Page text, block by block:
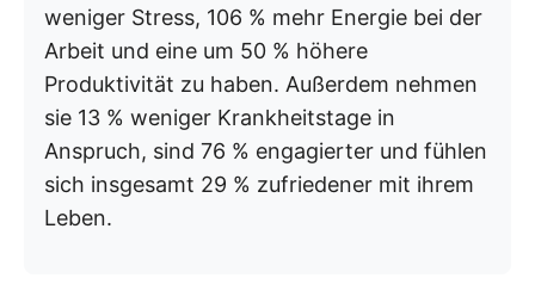
weniger Stress, 106 % mehr Energie bei der
Arbeit und eine um 50 % höhere
Produktivität zu haben. Außerdem nehmen
sie 13 % weniger Krankheitstage in
Anspruch, sind 76 % engagierter und fühlen
sich insgesamt 29 % zufriedener mit ihrem
Leben.